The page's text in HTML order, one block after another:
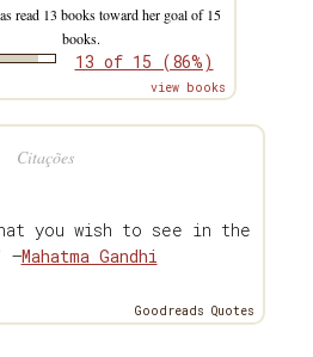
read 13 books toward her goal of 15
books.
13 of 15 (86%)
view books
Citações
you wish to see in the
—Mahatma Gandhi
Goodreads Quotes